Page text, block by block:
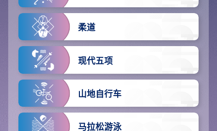
柔道
现代五项
山地自行车
马拉松游泳